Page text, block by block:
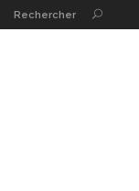
Rechercher